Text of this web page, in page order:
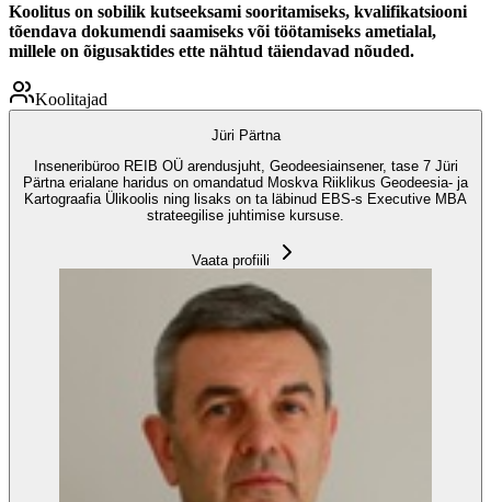
Koolitus on sobilik kutseeksami sooritamiseks, kvalifikatsiooni
tõendava dokumendi saamiseks või töötamiseks ametialal,
millele on õigusaktides ette nähtud täiendavad nõuded.
Koolitajad
Jüri Pärtna
Inseneribüroo REIB OÜ arendusjuht, Geodeesiainsener, tase 7 Jüri
Pärtna erialane haridus on omandatud Moskva Riiklikus Geodeesia- ja
Kartograafia Ülikoolis ning lisaks on ta läbinud EBS-s Executive MBA
strateegilise juhtimise kursuse.
Vaata profiili